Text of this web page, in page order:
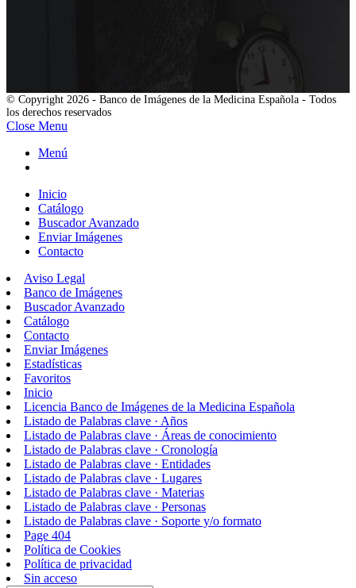
© Copyright 2026 - Banco de Imágenes de la Medicina Española - Todos
los derechos reservados
Close Menu
Menú
Inicio
Catálogo
Buscador Avanzado
Enviar Imágenes
Contacto
Aviso Legal
Banco de Imágenes
Buscador Avanzado
Catálogo
Contacto
Enviar Imágenes
Estadísticas
Favoritos
Inicio
Licencia Banco de Imágenes de la Medicina Española
Listado de Palabras clave · Años
Listado de Palabras clave · Áreas de conocimiento
Listado de Palabras clave · Cronología
Listado de Palabras clave · Entidades
Listado de Palabras clave · Lugares
Listado de Palabras clave · Materias
Listado de Palabras clave · Personas
Listado de Palabras clave · Soporte y/o formato
Page 404
Política de Cookies
Política de privacidad
Sin acceso